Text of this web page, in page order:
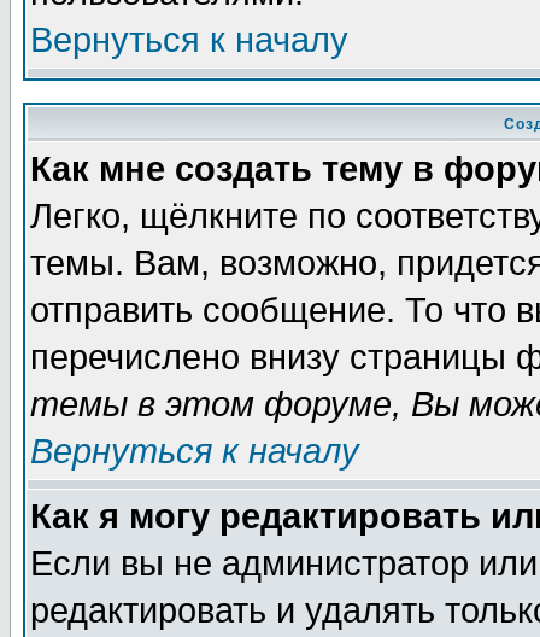
Вернуться к началу
Как мне создать тему в
Легко, щёлкните по
темы. Вам, возможно,
отправить сообщение. То что
перечислено внизу страницы
темы в этом форуме, Вы
Вернуться к началу
Как я могу редактировать
Если вы не администратор
редактировать и удалять